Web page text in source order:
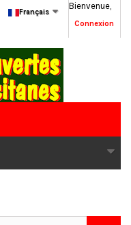
Bienvenue,
Connexion
Français